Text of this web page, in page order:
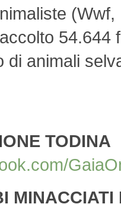
54.644
di animali
TODINA
MINACCIATI